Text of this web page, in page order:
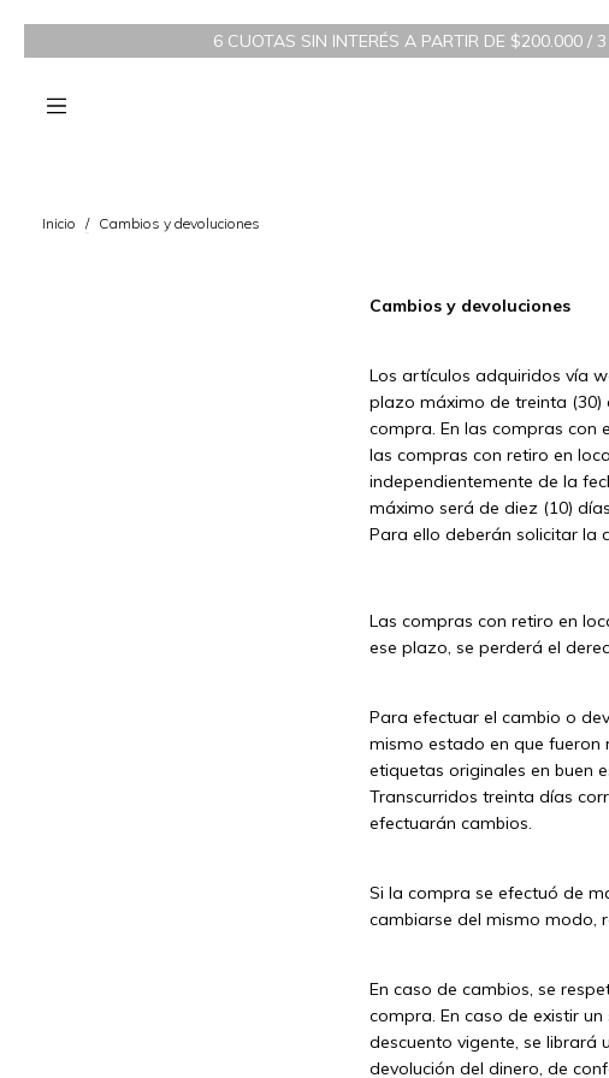
6 CUOTAS SIN INTERÉS A PARTIR DE $200.000 / 3
Inicio / Cambios y devoluciones
Cambios y devoluciones
Los artículos adquiridos vía
plazo máximo de treinta
compra. En las compras con
las compras con retiro en
independientemente de la
máximo será de diez (10)
Para ello deberán solicitar la
Las compras con retiro en
ese plazo, se perderá el
Para efectuar el cambio o
mismo estado en que fueron
etiquetas originales en buen
Transcurridos treinta días
efectuarán cambios.
Si la compra se efectuó de
cambiarse del mismo modo,
En caso de cambios, se
compra. En caso de existir
descuento vigente, se librará
devolución del dinero, de